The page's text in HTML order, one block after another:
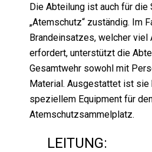
Die Abteilung ist auch für die
„Atemschutz“ zuständig. Im
Brandeinsatzes, welcher viel
erfordert, unterstützt die
Gesamtwehr sowohl mit
Material. Ausgestattet ist sie
speziellem Equipment für
Atemschutzsammelplatz.
LEITUNG: